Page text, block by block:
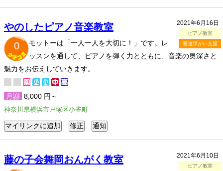
2021年6月16日
ピアノ教室
発達障がい支援
やのしたピアノ音楽教室
0
モットーは「一人一人を大切に！」です。レ
ッスンを通して、ピアノを弾く力とともに、音楽の奥深さと
魅力をお伝えしていきます。
月謝 8,000 円～
神奈川県横浜市戸塚区小雀町
2021年6月10日
ピアノ教室
藤の子会舞岡おんがく教室